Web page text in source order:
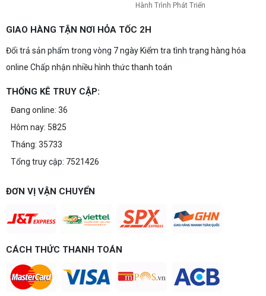
Hành Trình Phát Triển
GIAO HÀNG TẬN NƠI HỎA TỐC 2H
Đổi trả sản phẩm trong vòng 7 ngày Kiểm tra tình trạng hàng hóa
online Chấp nhận nhiều hình thức thanh toán
THỐNG KÊ TRUY CẬP:
Đang online: 36
Hôm nay: 5825
Tháng: 35733
Tổng truy cập: 7521426
ĐƠN VỊ VẬN CHUYỂN
CÁCH THỨC THANH TOÁN